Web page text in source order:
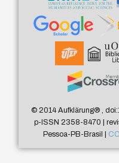
© 2014 Aufklärung®,
p-ISSN 2358-8470 |
Pessoa-PB-Brasil |